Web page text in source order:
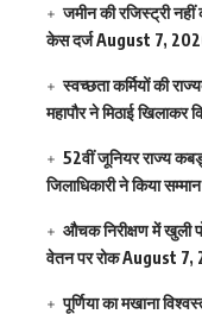
जमीन की रजिस्ट्री नहीं
केस दर्जAugust 7,
स्वच्छता कर्मियों की
महापौर ने मिठाई खिलाकर
52वीं जूनियर राज्य
जिलाधिकारी ने किया सम्मान
औचक निरीक्षण में खुली
वेतन पर रोकAugust 7,
पूर्णिया का मखाना